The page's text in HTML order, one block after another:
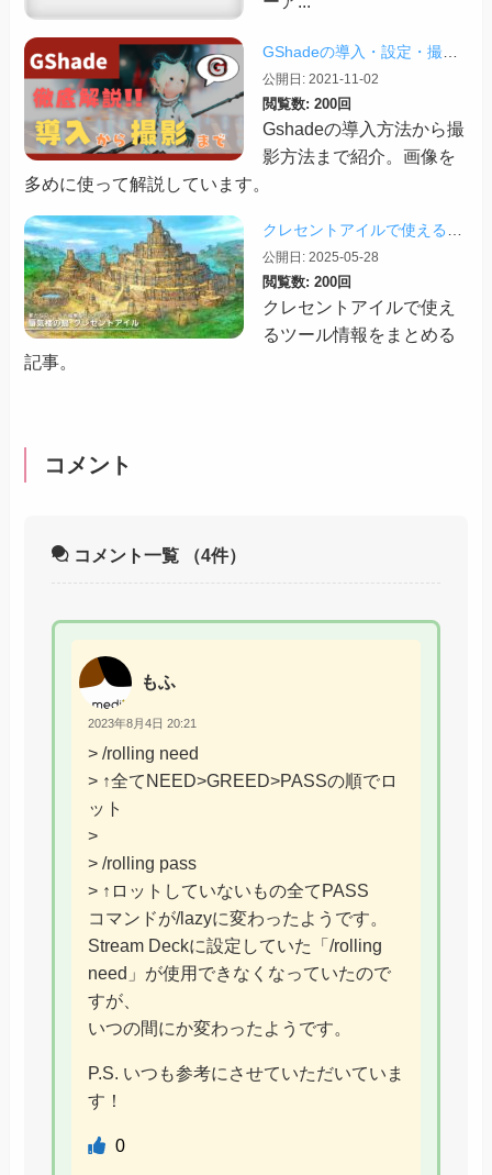
GShadeの導入・設定・撮影まで徹底解説！【2026/03/25更新】
公開日: 2021-11-02
閲覧数: 200回
Gshadeの導入方法から撮
影方法まで紹介。画像を
多めに使って解説しています。
クレセントアイルで使えるツール情報まとめ【2026/07/30更新】
公開日: 2025-05-28
閲覧数: 200回
クレセントアイルで使え
るツール情報をまとめる
記事。
コメント
コメント一覧 （4件）
もふ
2023年8月4日 20:21
> /rolling need
> ↑全てNEED>GREED>PASSの順でロ
ット
>
> /rolling pass
> ↑ロットしていないもの全てPASS
コマンドが/lazyに変わったようです。
Stream Deckに設定していた「/rolling
need」が使用できなくなっていたので
すが、
いつの間にか変わったようです。
P.S. いつも参考にさせていただいていま
す！
0